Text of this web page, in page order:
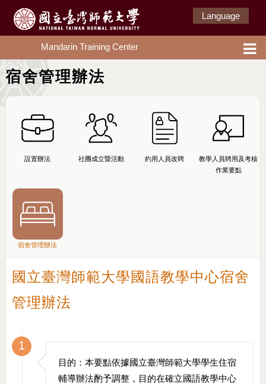
Language
Mandarin Training Center
宿舍管理辦法
設置辦法 社團成立暨活動 約用人員改聘
教學人員聘用及考核
作業要點
宿舍管理辦法
國立臺灣師範大學國語教學中心宿舍
管理辦法
1
目的：本要點依據國立臺灣師範大學學生住宿
輔導辦法酌予調整，目的在確立國語教學中心